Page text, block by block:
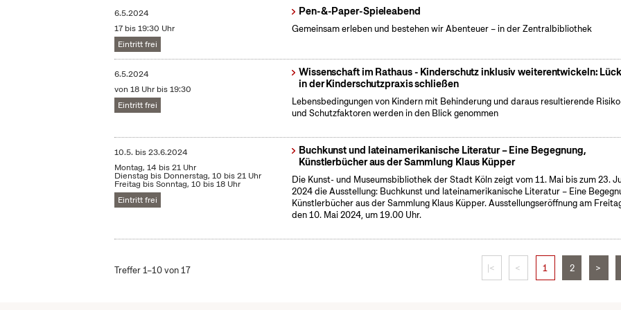
6.5.2024
17 bis 19:30 Uhr
Eintritt frei
Pen-&-Paper-Spieleabend
Gemeinsam erleben und bestehen wir Abenteuer – in der Zentralbibliothek
6.5.2024
von 18 Uhr bis 19:30
Eintritt frei
Wissenschaft im Rathaus - Kinderschutz inklusiv weiterentwickeln:
in der Kinderschutzpraxis schließen
Lebensbedingungen von Kindern mit Behinderung und daraus resultierende
und Schutzfaktoren werden in den Blick genommen
10.5. bis23.6.2024
Montag, 14 bis 21 Uhr
Dienstag bis Donnerstag, 10 bis 21 Uhr
Freitag bis Sonntag, 10 bis 18 Uhr
Eintritt frei
Buchkunst und lateinamerikanische Literatur – Eine Begegnung,
Künstlerbücher aus der Sammlung Klaus Küpper
Die Kunst- und Museumsbibliothek der Stadt Köln zeigt vom 11. Mai bis zum 23.
2024 die Ausstellung: Buchkunst und lateinamerikanische Literatur – Eine
Künstlerbücher aus der Sammlung Klaus Küpper. Ausstellungseröffnung am
den 10. Mai 2024, um 19.00 Uhr.
Treffer 1–10 von 17 |< < 1 2 >